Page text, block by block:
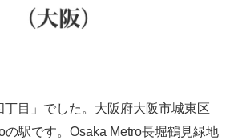
目」でした。大阪府大阪市城東区
の駅です。Osaka Metro長堀鶴見緑地